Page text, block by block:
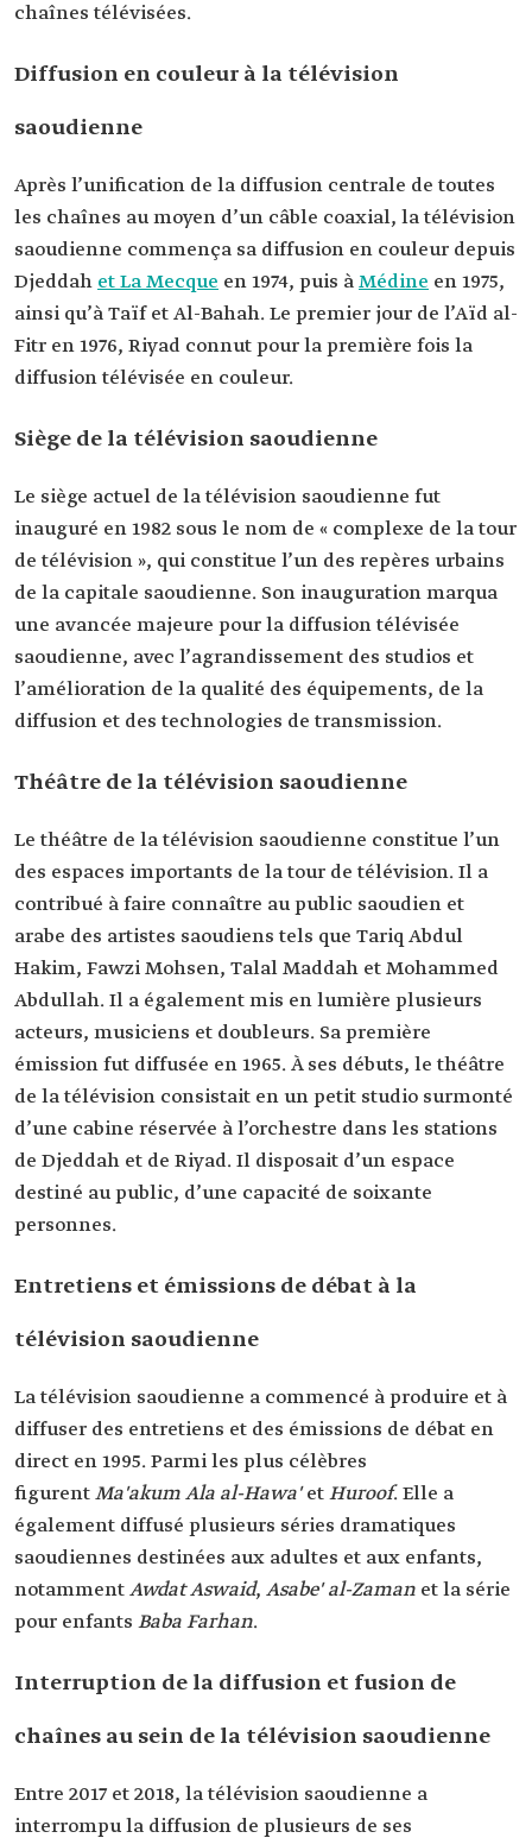
chaînes télévisées.
Diffusion en couleur à la télévision
saoudienne
Après l’unification de la diffusion centrale de toutes
les chaînes au moyen d’un câble coaxial, la télévision
saoudienne commença sa diffusion en couleur depuis
Djeddah et La Mecque en 1974, puis àMédine en 1975,
ainsi qu’à Taïf et Al-Bahah. Le premier jour de l’Aïd al-
Fitr en 1976, Riyad connut pour la première fois la
diffusion télévisée en couleur.
Siège de la télévision saoudienne
Le siège actuel de la télévision saoudienne fut
inauguré en 1982 sous le nom de « complexe de la tour
de télévision », qui constitue l’un des repères urbains
de la capitale saoudienne. Son inauguration marqua
une avancée majeure pour la diffusion télévisée
saoudienne, avec l’agrandissement des studios et
l’amélioration de la qualité des équipements, de la
diffusion et des technologies de transmission.
Théâtre de la télévision saoudienne
Le théâtre de la télévision saoudienne constitue l’un
des espaces importants de la tour de télévision. Il a
contribué à faire connaître au public saoudien et
arabe des artistes saoudiens tels que Tariq Abdul
Hakim, Fawzi Mohsen, Talal Maddah et Mohammed
Abdullah. Il a également mis en lumière plusieurs
acteurs, musiciens et doubleurs. Sa première
émission fut diffusée en 1965. À ses débuts, le théâtre
de la télévision consistait en un petit studio surmonté
d’une cabine réservée à l’orchestre dans les stations
de Djeddah et de Riyad. Il disposait d’un espace
destiné au public, d’une capacité de soixante
personnes.
Entretiens et émissions de débat à la
télévision saoudienne
La télévision saoudienne a commencé à produire et à
diffuser des entretiens et des émissions de débat en
direct en 1995. Parmi les plus célèbres
figurentMa'akum Ala al-Hawa'etHuroof. Elle a
également diffusé plusieurs séries dramatiques
saoudiennes destinées aux adultes et aux enfants,
notammentAwdat Aswaid, Asabe' al-Zaman et la série
pour enfants Baba Farhan.
Interruption de la diffusion et fusion de
chaînes au sein de la télévision saoudienne
Entre 2017 et 2018, la télévision saoudienne a
interrompu la diffusion de plusieurs de ses